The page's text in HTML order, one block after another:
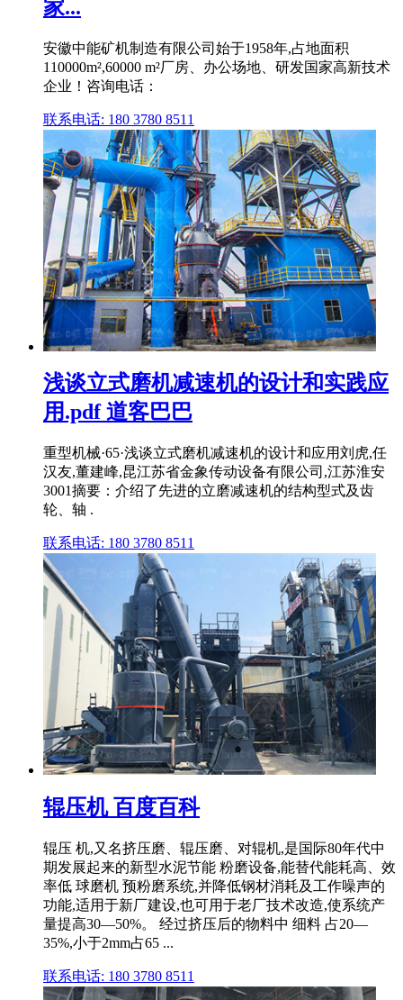
家...
安徽中能矿机制造有限公司始于1958年,占地面积
110000m²,60000 m²厂房、办公场地、研发国家高新技术
企业！咨询电话：
联系电话: 180 3780 8511
浅谈立式磨机减速机的设计和实践应
用.pdf 道客巴巴
重型机械·65·浅谈立式磨机减速机的设计和应用刘虎,任
汉友,董建峰,昆江苏省金象传动设备有限公司,江苏淮安
3001摘要：介绍了先进的立磨减速机的结构型式及齿
轮、轴 .
联系电话: 180 3780 8511
辊压机 百度百科
辊压 机,又名挤压磨、辊压磨、对辊机,是国际80年代中
期发展起来的新型水泥节能 粉磨设备,能替代能耗高、效
率低 球磨机 预粉磨系统,并降低钢材消耗及工作噪声的
功能,适用于新厂建设,也可用于老厂技术改造,使系统产
量提高30—50%。 经过挤压后的物料中 细料 占20—
35%,小于2mm占65 ...
联系电话: 180 3780 8511